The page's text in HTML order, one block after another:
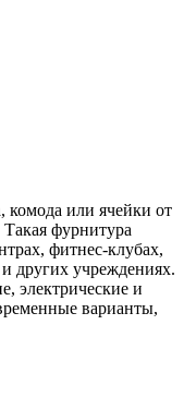
или ячейки от
фурнитура
фитнес-клубах,
других учреждениях.
электрические и
варианты,